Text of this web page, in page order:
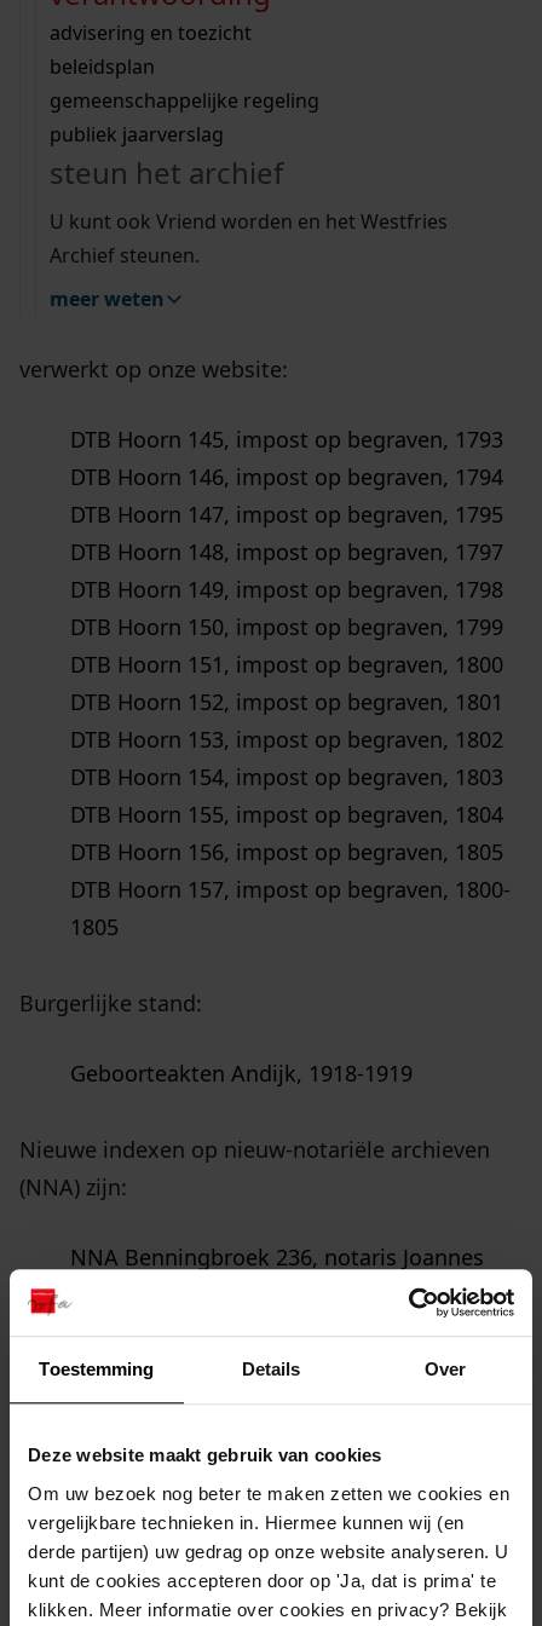
Toestemming Details Over
Deze website maakt gebruik van cookies
Om uw bezoek nog beter te maken zetten we cookies en
vergelijkbare technieken in. Hiermee kunnen wij (en
derde partijen) uw gedrag op onze website analyseren. U
kunt de cookies accepteren door op 'Ja, dat is prima' te
klikken. Meer informatie over cookies en privacy? Bekijk
bouwvergunningen
omgevingsvergunningen
vergunningen
beeld en geluid
uitleg nodig?
Wij helpen u op weg met een aantal zoektips.
bekijk alle zoektips
Wij helpen u op weg met een aantal zoektips.
bekijk alle zoektips
bekijk ons geschiedenislokaal
advisering en toezicht
beleidsplan
gemeenschappelijke regeling
publiek jaarverslag
steun het archief
U kunt ook Vriend worden en het Westfries
Archief steunen.
meer weten
Vrijwilligers van het Westfries Archief nemen
iedere maand vele pagina’s door uit de doop,
trouw en begraafboeken (DTB), geboorteakten of
notariële akten en halen daar vele namen uit. In
verwerkt op onze website:
DTB Hoorn 145, impost op begraven, 1793
DTB Hoorn 146, impost op begraven, 1794
DTB Hoorn 147, impost op begraven, 1795
DTB Hoorn 148, impost op begraven, 1797
DTB Hoorn 149, impost op begraven, 1798
DTB Hoorn 150, impost op begraven, 1799
DTB Hoorn 151, impost op begraven, 1800
DTB Hoorn 152, impost op begraven, 1801
DTB Hoorn 153, impost op begraven, 1802
DTB Hoorn 154, impost op begraven, 1803
DTB Hoorn 155, impost op begraven, 1804
DTB Hoorn 156, impost op begraven, 1805
DTB Hoorn 157, impost op begraven, 1800-
1805
Burgerlijke stand:
Geboorteakten Andijk, 1918-1919
Nieuwe indexen op nieuw-notariële archieven
(NNA) zijn:
NNA Benningbroek 236, notaris Joannes
Engelbertus, 1912
NNA Benningbroek 285-315, notaris Johan
Willem Hendrik Rees, 1926-1935
NNA Blokker 111-113, notaris Johannes
Hubertus Antonius Marie van der
Steenstraten, 1926-1928
NNA Hoorn 128, notaris Jakob Tillema, 1920
dec
NNA Obdam 214-267, notaris Petrus